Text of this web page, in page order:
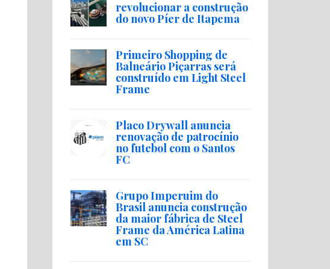
revolucionar a construção
do novo Píer de Itapema
Primeiro Shopping de
Balneário Piçarras será
construído em Light Steel
Frame
Placo Drywall anuncia
renovação de patrocínio
no futebol com o Santos
FC
Grupo Imperuim do
Brasil anuncia construção
da maior fábrica de Steel
Frame da América Latina
em SC